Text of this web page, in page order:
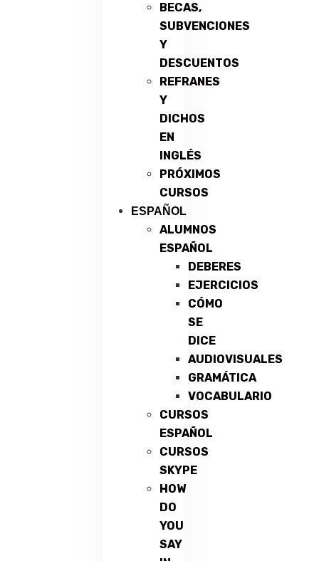
BECAS,
SUBVENCIONES
Y
DESCUENTOS
REFRANES
Y
DICHOS
EN
INGLÉS
PRÓXIMOS
CURSOS
ESPAÑOL
ALUMNOS
ESPAÑOL
DEBERES
EJERCICIOS
CÓMO
SE
DICE
AUDIOVISUALES
GRAMÁTICA
VOCABULARIO
CURSOS
ESPAÑOL
CURSOS
SKYPE
HOW
DO
YOU
SAY